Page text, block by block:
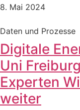
8. Mai 2024
Daten und Prozesse
Digitale
Uni
Experten
weiter